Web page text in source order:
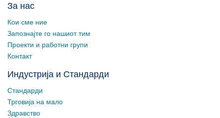
За нас
Кои сме ние
Запознајте го нашиот тим
Проекти и работни групи
Контакт
Индустрија и Стандарди
Стандарди
Трговија на мало
Здравство